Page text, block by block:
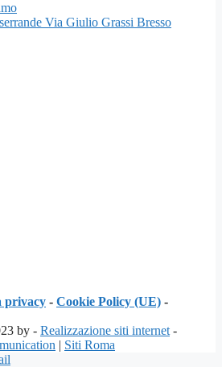
Via Giulio Grassi Bresso
privacy - Cookie Policy (UE) -
by - Realizzazione siti internet -
| Siti Roma